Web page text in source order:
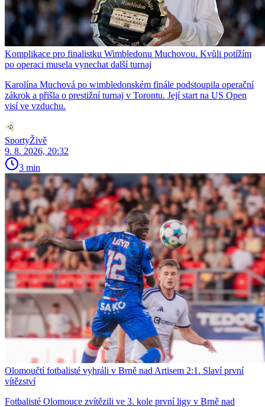
Komplikace pro finalistku Wimbledonu Muchovou. Kvůli potížím
po operaci musela vynechat další turnaj
Karolína Muchová po wimbledonském finále podstoupila operační
zákrok a přišla o prestižní turnaj v Torontu. Její start na US Open
visí ve vzduchu.
SportyŽivě
9. 8. 2026, 20:32
3 min
Olomoučtí fotbalisté vyhráli v Brně nad Artisem 2:1. Slaví první
vítězství
Fotbalisté Olomouce zvítězili ve 3. kole první ligy v Brně nad